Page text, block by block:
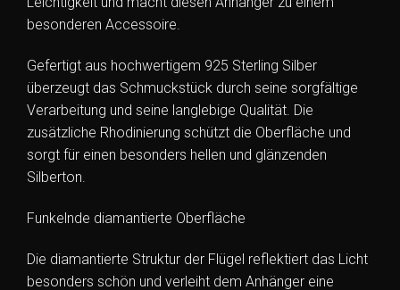
besonderen Accessoire.
Gefertigt aus hochwertigem 925 Sterling Silber
überzeugt das Schmuckstück durch seine sorgfältige
Verarbeitung und seine langlebige Qualität. Die
zusätzliche Rhodinierung schützt die Oberfläche und
sorgt für einen besonders hellen und glänzenden
Silberton.
Funkelnde diamantierte Oberfläche
Die diamantierte Struktur der Flügel reflektiert das Licht
besonders schön und verleiht dem Anhänger eine